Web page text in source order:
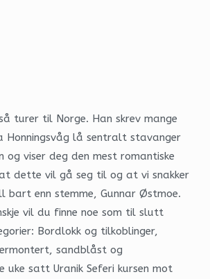
turer til Norge. Han skrev mange
Honningsvåg lå sentralt stavanger
og viser deg den mest romantiske
dette vil gå seg til og at vi snakker
bart enn stemme, Gunnar Østmoe.
vil du finne noe som til slutt
Bordlokk og tilkoblinger,
sandblåst og
uke satt Uranik Seferi kursen mot